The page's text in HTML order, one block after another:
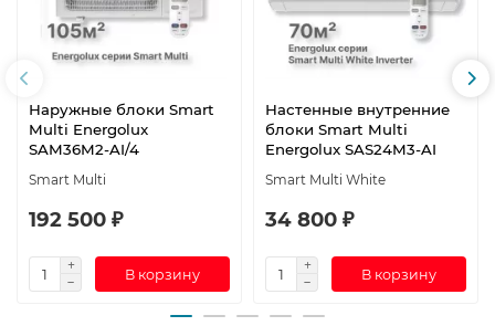
Наружные блоки Smart
Multi Energolux
SAM36M2-AI/4
Smart Multi
192 500 ₽
В корзину
Настенные внутренние
блоки Smart Multi
Energolux SAS24M3-AI
Smart Multi White
34 800 ₽
В корзину